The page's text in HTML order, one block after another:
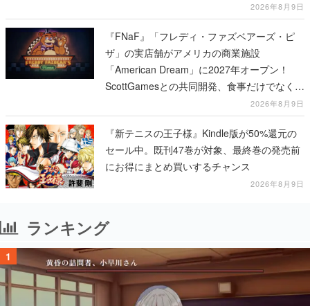
2026年8月9日
『FNaF』「フレディ・ファズベアーズ・ピ
ザ」の実店舗がアメリカの商業施設
「American Dream」に2027年オープン！
ScottGamesとの共同開発、食事だけでなくス
テージショーや没入型のホラー体験も楽しめ
る
2026年8月9日
『新テニスの王子様』Kindle版が50%還元の
セール中。既刊47巻が対象、最終巻の発売前
にお得にまとめ買いするチャンス
2026年8月9日
ランキング
1